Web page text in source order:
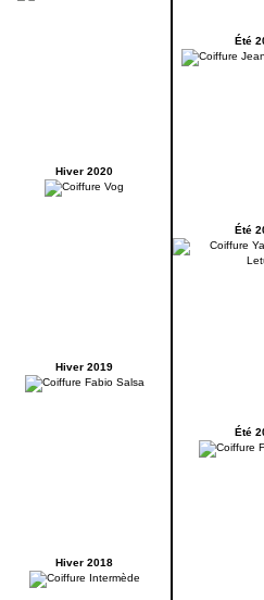
Hiver 2020
Hiver 2019
Hiver 2018
Été
Été
Été